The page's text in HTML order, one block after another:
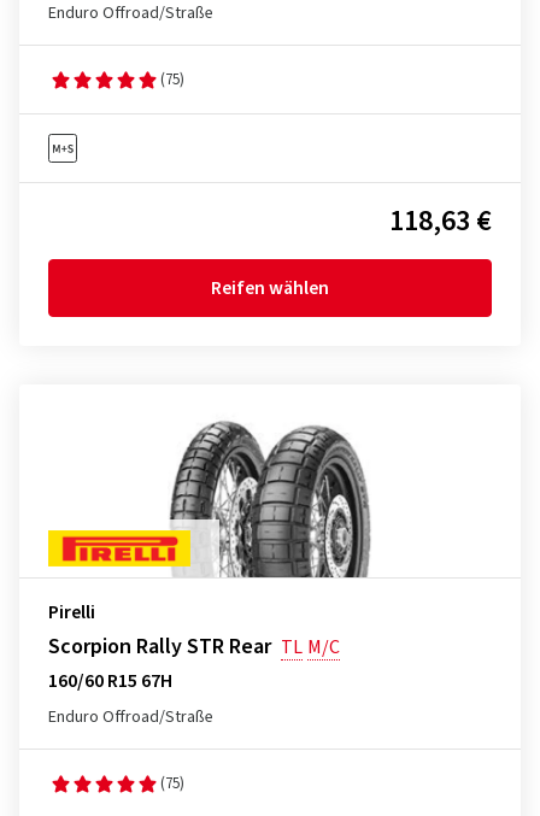
Enduro Offroad/Straße
(75)
118,63 €
Reifen wählen
Pirelli
Scorpion Rally STR Rear TL M/C
160/60 R15 67H
Enduro Offroad/Straße
(75)